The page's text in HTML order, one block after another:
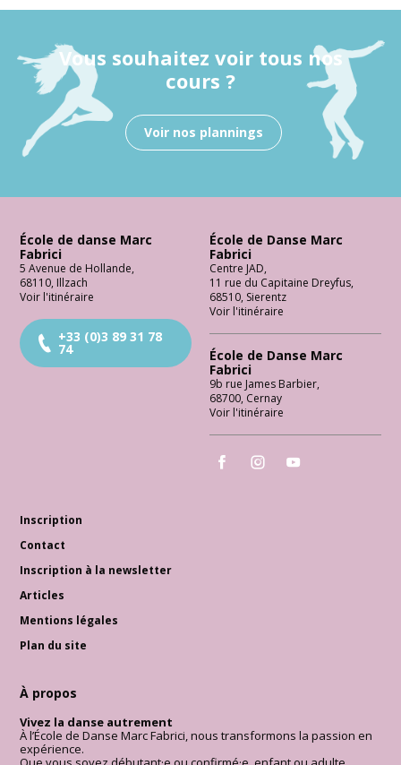
Vous souhaitez voir tous nos
cours ?
Voir nos plannings
École de danse Marc
Fabrici
5 Avenue de Hollande,
68110, Illzach
Voir l'itinéraire
+33 (0)3 89 31 78
74
École de Danse Marc
Fabrici
Centre JAD,
11 rue du Capitaine Dreyfus,
68510, Sierentz
Voir l'itinéraire
École de Danse Marc
Fabrici
9b rue James Barbier,
68700, Cernay
Voir l'itinéraire
École de Danse Marc Fabrici
École de Danse Marc Fabrici
École de Danse
Inscription
Contact
Inscription à la newsletter
Articles
Mentions légales
Plan du site
À propos
Vivez la danse autrement
À l’École de Danse Marc Fabrici, nous transformons la passion en
expérience.